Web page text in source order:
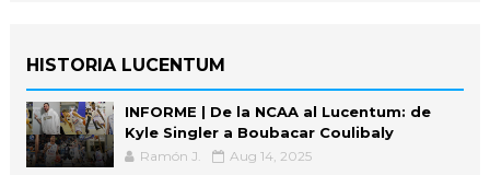
HISTORIA LUCENTUM
INFORME | De la NCAA al Lucentum: de
Kyle Singler a Boubacar Coulibaly
Ramón J. Aug 14, 2025